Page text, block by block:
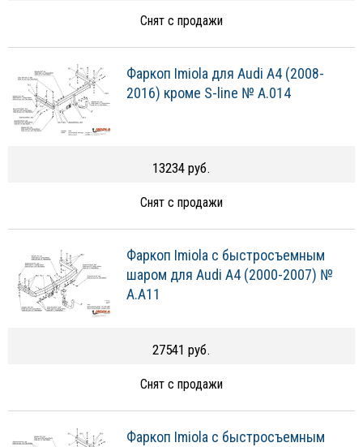
Снят с продажи
Фаркоп Imiola для Audi A4 (2008-
2016) кроме S-line № A.014
13234 руб.
Снят с продажи
Фаркоп Imiola c быстросъемным
шаром для Audi A4 (2000-2007) №
A.A11
27541 руб.
Снят с продажи
Фаркоп Imiola c быстросъемным